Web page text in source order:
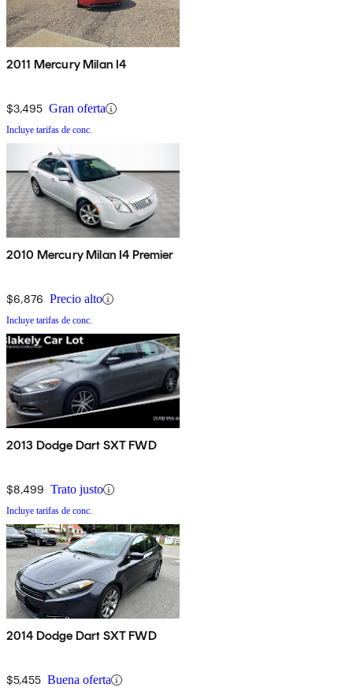
2011 Mercury Milan I4
$3,495 Gran oferta
Incluye tarifas de conc.
2010 Mercury Milan I4 Premier
$6,876 Precio alto
Incluye tarifas de conc.
2013 Dodge Dart SXT FWD
$8,499 Trato justo
Incluye tarifas de conc.
2014 Dodge Dart SXT FWD
$5,455 Buena oferta